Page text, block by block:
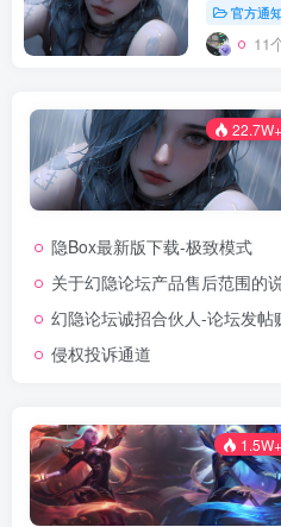
官方通知
11
22.7W+
隐Box最新版下载-极致模式
关于幻隐论坛产品售后范围的
幻隐论坛诚招合伙人-论坛发帖
侵权投诉通道
1.5W+